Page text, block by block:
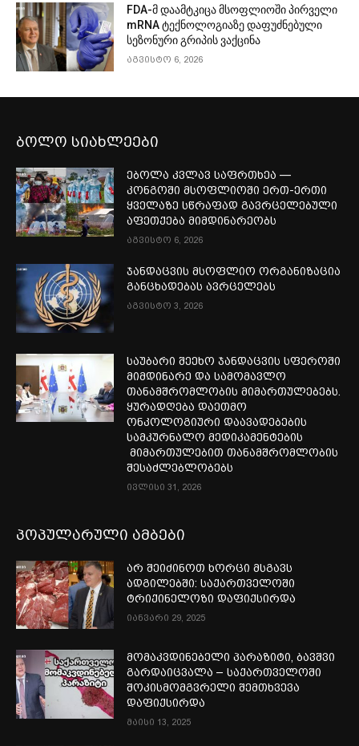
FDA-მ დაამტკიცა მსოფლიოში პირველი
mRNA ტექნოლოგიაზე დაფუძნებული
სეზონური გრიპის ვაქცინა
აგვისტო 6, 2026
ბოლო სიახლეები
ებოლა კვლავ საფრთხეა —
კონგოში მსოფლიოში ერთ-ერთი
ყველაზე სწრაფად გავრცელებული
აფეთქება მიმდინარეობს
აგვისტო 6, 2026
ჯანდაცვის მსოფლიო ორგანიზაცია
განცხადებას ავრცელებს
აგვისტო 3, 2026
საუბარი შეეხო ჯანდაცვის სფეროში
მიმდინარე და სამომავლო
თანამშრომლობის მიმართულებებს.
ყურადღება დაეთმო
ონკოლოგიური დაავადებების
სამკურნალო მედიკამენტების
მიმართულებით თანამშრომლობის
შესაძლებლობებს
ივლისი 31, 2026
პოპულარული ამბები
არ შეიძინოთ ხორცი მსგავს
ადგილებში: საქართველოში
ტრიქინელოზი დაფიქსირდა
იანვარი 29, 2025
მომაკვდინებელი პარაზიტი, ბავშვი
გარდაიცვალა – საქართველოში
შოკისმომგვრელი შემთხვევა
დაფიქსირდა
მაისი 13, 2025